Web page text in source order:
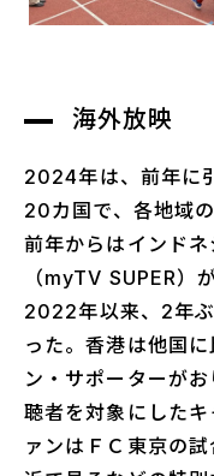
海外放映
2024年は、前年に
20カ国で、各地域
前年からはインド
（myTV SUPER）
2022年以来、2年
った。香港は他国
ン・サポーターが
聴者を対象にした
ァンはＦＣ東京の